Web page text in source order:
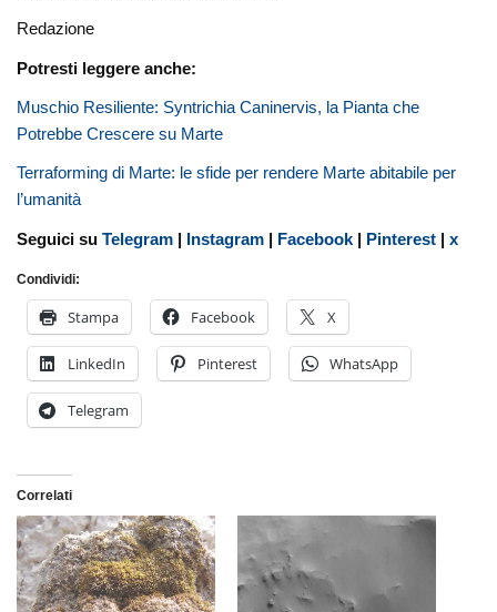
Redazione
Potresti leggere anche:
Muschio Resiliente: Syntrichia Caninervis, la Pianta che
Potrebbe Crescere su Marte
Terraforming di Marte: le sfide per rendere Marte abitabile per
l’umanità
Seguici suTelegram | Instagram | Facebook | Pinterest |x
Condividi:
Stampa Facebook X
LinkedIn Pinterest WhatsApp
Telegram
Correlati